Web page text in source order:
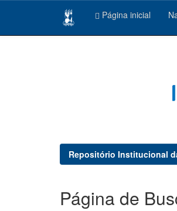
Página inicial
Repositório Institucional
Página de